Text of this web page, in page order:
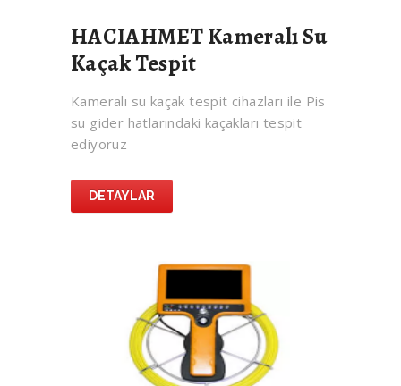
HACIAHMET Kameralı Su
Kaçak Tespit
Kameralı su kaçak tespit cihazları ile Pis
su gider hatlarındaki kaçakları tespit
ediyoruz
DETAYLAR